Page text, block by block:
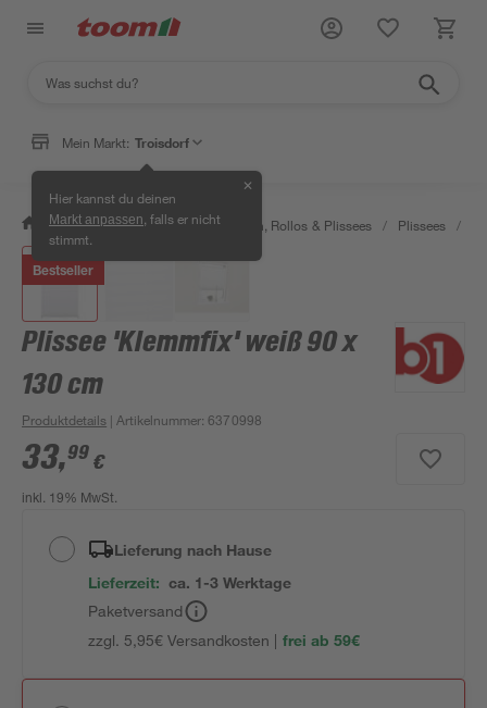
Mein Markt: Troisdorf
Hier kannst du deinen
Markt anpassen , falls er nicht
stimmt.
✕
/ Wohnen & Haushalt / Jalousien, Rollos & Plissees / Plissees /
Bestseller
Plissee 'Klemmfix' weiß 90 x
130 cm
Produktdetails | Artikelnummer:6370998
33,99 €
inkl. 19% MwSt.
Lieferung nach Hause
Lieferzeit: ca. 1-3 Werktage
Paketversand
zzgl. 5,95€ Versandkosten | frei ab 59€